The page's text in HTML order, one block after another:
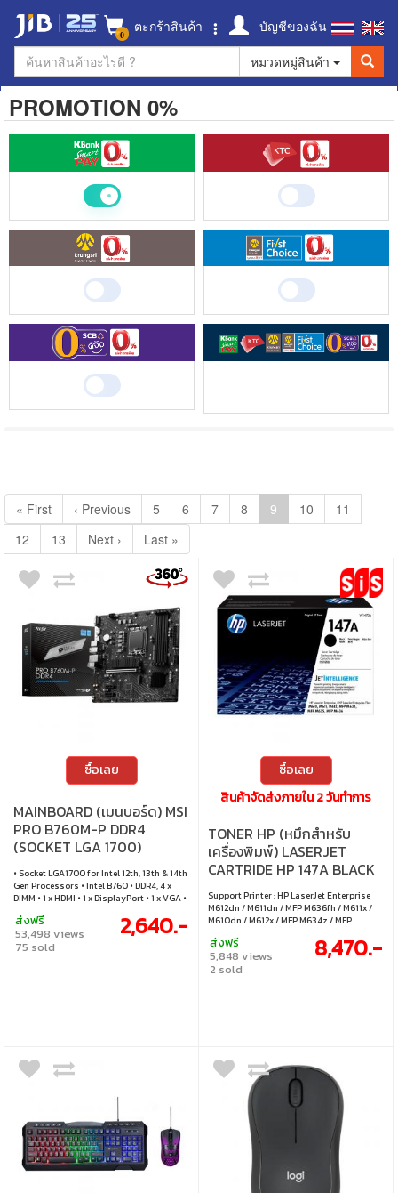
0 ตะกร้าสินค้า
บัญชีของฉัน
หมวดหมู่สินค้า
PROMOTION 0%
« First ‹ Previous 5 6 7 8 9 10
11
12
13 Next › Last »
ซื้อเลย
MAINBOARD (เมนบอร์ด) MSI
PRO B760M-P DDR4
(SOCKET LGA 1700)
(MICRO-ATX)
• Socket LGA1700 for Intel 12th, 13th & 14th
Gen Processors • Intel B760 • DDR4, 4 x
DIMM • 1 x HDMI • 1 x DisplayPort • 1 x VGA •
Gen 1 Type-A front panel connector • 1 x
USB 3.2 Gen 2 Type-C • 1Gbps LAN
ส่งฟรี
53,498 views
75 sold
2,640.-
ซื้อเลย
สินค้าจัดส่งภายใน 2 วันทำการ
TONER HP (หมึกสำหรับ
เครื่องพิมพ์) LASERJET
CARTRIDE HP 147A BLACK
(W1470A) (HPI-W1470A)
Support Printer : HP LaserJet Enterprise
M612dn / M611dn / MFP M636fh / M611x /
M610dn / M612x / MFP M634z / MFP
Enterprise Flow MFP M634h / MFP M635z /
MFP M636z
ส่งฟรี
5,848 views
2 sold
8,470.-